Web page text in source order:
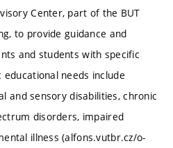
Center, part of the BUT
to provide guidance and
and students with specific
needs include
and sensory disabilities, chronic
disorders, impaired
illness (alfons.vutbr.cz/o-